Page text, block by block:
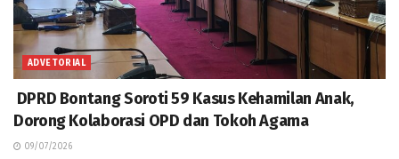
ADVETORIAL
DPRD Bontang Soroti 59 Kasus Kehamilan Anak,
Dorong Kolaborasi OPD dan Tokoh Agama
09/07/2026